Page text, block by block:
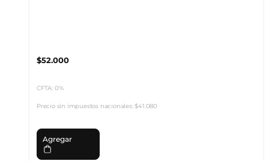
$52.000
CFTA: 0%
Precio sin impuestos nacionales:$41.080
Agregar